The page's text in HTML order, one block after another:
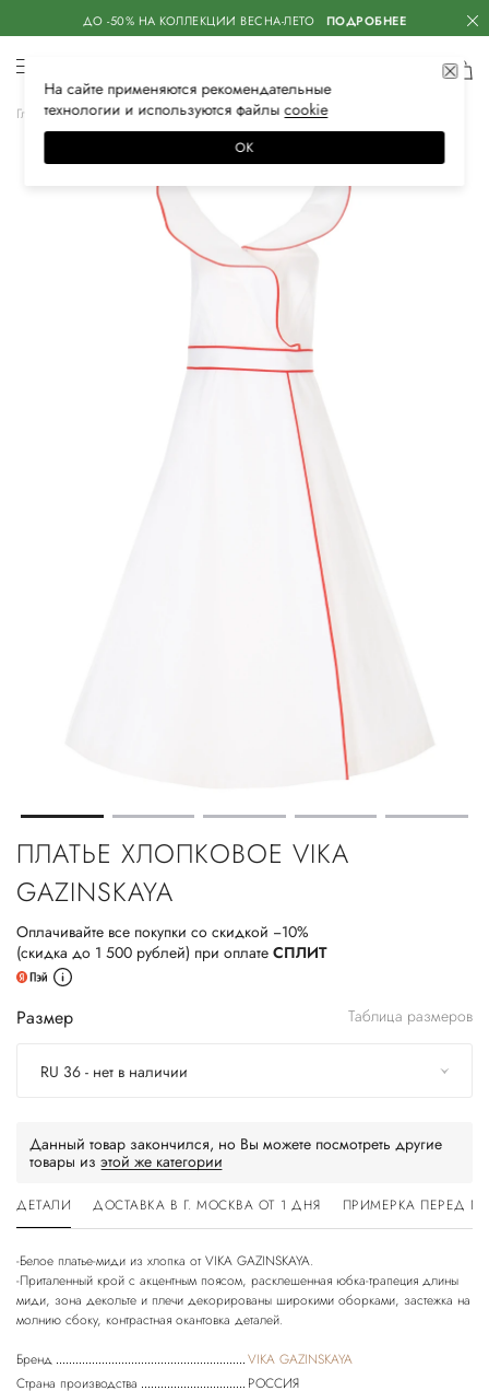
ДО -50% НА КОЛЛЕКЦИИ ВЕСНА-ЛЕТО ПОДРОБНЕЕ
Главная Женская Одежда Платья Коктейльные
ПЛАТЬЕ ХЛОПКОВОЕ VIKA
GAZINSKAYA
Оплачивайте все покупки со скидкой −10%
(скидка до 1 500 рублей) при оплате СПЛИТ
Размер Таблица размеров
RU 36 - нет в наличии
Данный товар закончился, но Вы можете посмотреть другие
товары из этой же категории
ДЕТАЛИ ДОСТАВКА В Г. МОСКВА ОТ 1 ДНЯ ПРИМЕРКА ПЕРЕД
-Белое платье-миди из хлопка от VIKA GAZINSKAYA.
-Приталенный крой с акцентным поясом, расклешенная юбка-трапеция длины
миди, зона декольте и плечи декорированы широкими оборками, застежка на
Бренд
VIKA GAZINSKAYA
Страна производства
РОССИЯ
На сайте применяются рекомендательные
технологии и используются файлысооkiе
ОК